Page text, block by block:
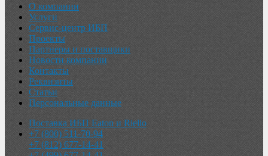
О компании
Услуги
Сервис-центр ИБП
Проекты
Партнеры и поставщики
Новости компании
Контакты
Реквизиты
Статьи
Персональные данные
Поставка ИБП Eaton и Riello
+7 (800) 511-70-94
+7 (812) 677-14-41